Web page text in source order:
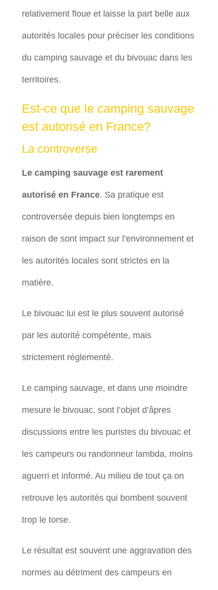
relativement floue et laisse la part belle aux
autorités locales pour préciser les conditions
du camping sauvage et du bivouac dans les
territoires.
Est-ce que le camping sauvage
est autorisé en France?
La controverse
Le camping sauvage est rarement
autorisé en France. Sa pratique est
controversée depuis bien longtemps en
raison de sont impact sur l’environnement et
les autorités locales sont strictes en la
matière.
Le bivouac lui est le plus souvent autorisé
par les autorité compétente, mais
strictement réglementé.
Le camping sauvage, et dans une moindre
mesure le bivouac, sont l’objet d’âpres
discussions entre les puristes du bivouac et
les campeurs ou randonneur lambda, moins
aguerri et informé. Au milieu de tout ça on
retrouve les autorités qui bombent souvent
trop le torse.
Le résultat est souvent une aggravation des
normes au détriment des campeurs en